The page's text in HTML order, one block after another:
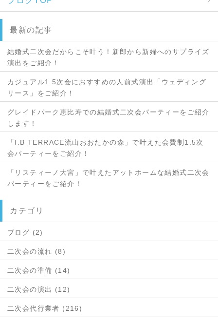
最新の記事
結婚式二次会だからこそ叶う！新郎から新婦へのサプライズ
演出をご紹介！
カジュアル1.5次会におすすめの人前式演出「ウェディング
リース」をご紹介！
グレイドパーク恵比寿での結婚式二次会パーティーをご紹介
します！
「I.B TERRACE流山おおたかの森」で叶えた会費制1.5次
会パーティーをご紹介！
「リスティーノ大宮」で叶えたアットホームな結婚式二次会
パーティーをご紹介！
カテゴリ
ブログ (2)
二次会の流れ (8)
二次会の準備 (14)
二次会の演出 (12)
二次会代行業者 (216)